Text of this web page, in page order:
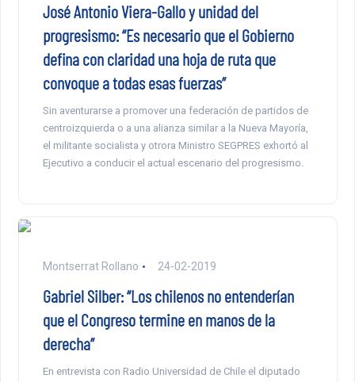
José Antonio Viera-Gallo y unidad del
progresismo: “Es necesario que el Gobierno
defina con claridad una hoja de ruta que
convoque a todas esas fuerzas”
Sin aventurarse a promover una federación de partidos de
centroizquierda o a una alianza similar a la Nueva Mayoría,
el militante socialista y otrora Ministro SEGPRES exhortó al
Ejecutivo a conducir el actual escenario del progresismo.
Montserrat Rollano 24-02-2019
Gabriel Silber: “Los chilenos no entenderían
que el Congreso termine en manos de la
derecha”
En entrevista con Radio Universidad de Chile el diputado